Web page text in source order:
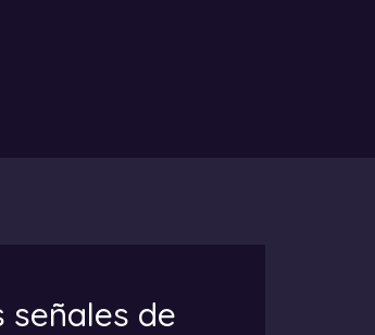
señales de